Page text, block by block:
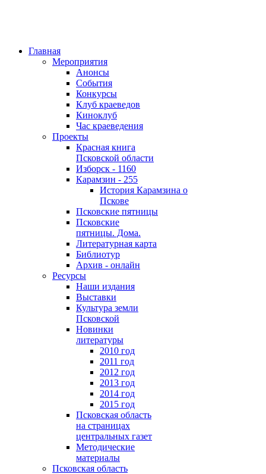
Главная
Мероприятия
Анонсы
События
Конкурсы
Клуб краеведов
Киноклуб
Час краеведения
Проекты
Красная книга
Псковской области
Изборск - 1160
Карамзин - 255
История Карамзина о
Пскове
Псковские пятницы
Псковские
пятницы. Дома.
Литературная карта
Библиотур
Архив - онлайн
Ресурсы
Наши издания
Выставки
Культура земли
Псковской
Новинки
литературы
2010 год
2011 год
2012 год
2013 год
2014 год
2015 год
Псковская область
на страницах
центральных газет
Методические
материалы
Псковская область